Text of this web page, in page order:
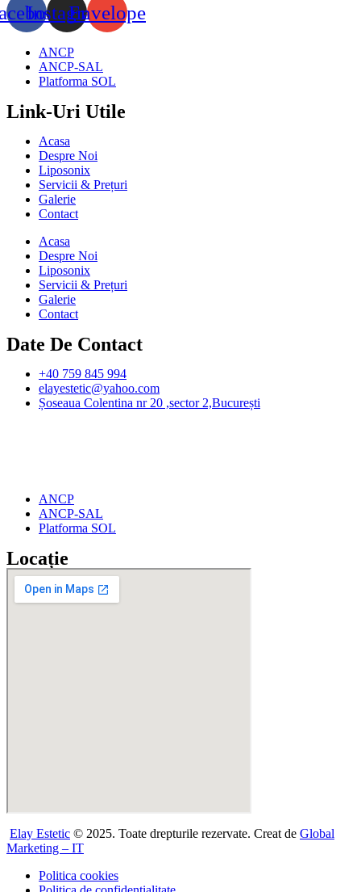
InstagramEnvelope
ANCP
ANCP-SAL
Platforma SOL
Link-Uri Utile
Acasa
Despre Noi
Liposonix
Servicii & Prețuri
Galerie
Contact
Acasa
Despre Noi
Liposonix
Servicii & Prețuri
Galerie
Contact
Date De Contact
+40 759 845 994
elayestetic@yahoo.com
Șoseaua Colentina nr 20 ,sector 2,București
ANCP
ANCP-SAL
Platforma SOL
Locație
Elay Estetic © 2025. Toate drepturile rezervate. Creat de Global
Marketing – IT
Politica cookies